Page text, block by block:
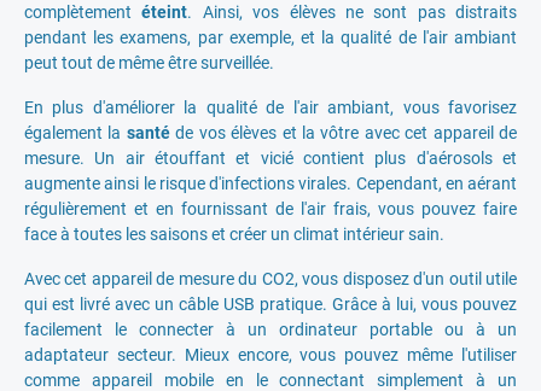
complètementéteint. Ainsi, vos élèves ne sont pas distraits
pendant les examens, par exemple, et la qualité de l'air ambiant
peut tout de même être surveillée.
En plus d'améliorer la qualité de l'air ambiant, vous favorisez
également la santéde vos élèves et la vôtre avec cet appareil de
mesure. Un air étouffant et vicié contient plus d'aérosols et
augmente ainsi le risque d'infections virales. Cependant, en aérant
régulièrement et en fournissant de l'air frais, vous pouvez faire
face à toutes les saisons et créer un climat intérieur sain.
Avec cet appareil de mesure du CO2, vous disposez d'un outil utile
qui est livré avec un câble USB pratique. Grâce à lui, vous pouvez
facilement le connecter à un ordinateur portable ou à un
adaptateur secteur. Mieux encore, vous pouvez même l'utiliser
comme appareil mobile en le connectant simplement à un